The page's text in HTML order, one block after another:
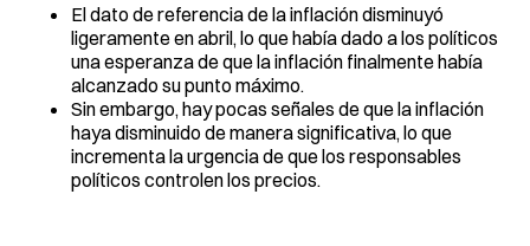
El dato de referencia de la inflación disminuyó
ligeramente en abril, lo que había dado a los políticos
una esperanza de que la inflación finalmente había
alcanzado su punto máximo.
Sin embargo, hay pocas señales de que la inflación
haya disminuido de manera significativa, lo que
incrementa la urgencia de que los responsables
políticos controlen los precios.